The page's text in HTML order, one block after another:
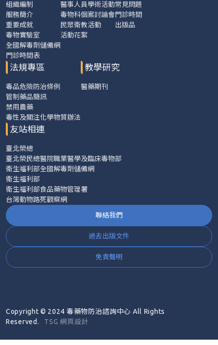
組織編制
服務簡介
重要成就
毒物實驗室
全國解毒劑儲備網
門診時間表
醫事人員學術活動
毒物科個案討論會
民眾衛教活動
活動花絮
常見問題
門診時間
出版品
法規專區
毒品危險防治條例
管制藥品簡訊
禁用農藥
毒性及關注化學物質辦法
教學研究
醫藥期刊
友站相連
臺北榮總
臺北榮民總醫院職業醫學及臨床毒物部
衛生福利部全國解毒劑儲備網
衛生福利部
衛生福利部食品藥物管理署
台灣動物路死觀察網
聯絡我們
過去出版文件
免責聲明
Copyright © 2024 毒藥物防治諮詢中心 All Rights
Reserved. TSG 網頁設計